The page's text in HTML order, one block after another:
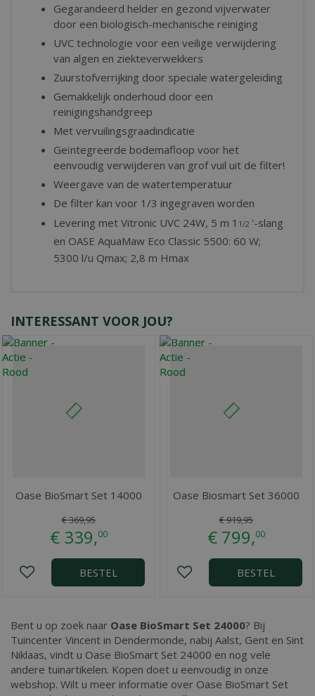
Gegarandeerd helder en gezond vijverwater
door een biologisch-mechanische reiniging
UVC technologie voor een veilige verwijdering
van algen en ziekteverwekkers
Zuurstofverrijking door speciale watergeleiding
Gemakkelijk onderhoud door een
reinigingshandgreep
Met vervuilingsgraadindicatie
Geïntegreerde bodemafloop voor het
eenvoudig verwijderen van grof vuil uit de filter!
Weergave van de watertemperatuur
De filter kan voor 1/3 ingegraven worden
Levering met Vitronic UVC 24W, 5 m 1 1/2 '-slang
en OASE AquaMaw Eco Classic 5500: 60 W;
5300 l/u Qmax; 2,8 m Hmax
INTERESSANT VOOR JOU?
Oase BioSmart Set 14000
€369,95
€ 339,00
BESTEL
Oase Biosmart Set 36000
€919,95
€ 799,00
BESTEL
Bent u op zoek naar Oase BioSmart Set 24000? Bij
Tuincenter Vincent in Dendermonde, nabij Aalst, Gent en Sint
Niklaas, vindt u Oase BioSmart Set 24000 en nog vele
andere tuinartikelen. Kopen doet u eenvoudig in onze
webshop. Wilt u meer informatie over Oase BioSmart Set